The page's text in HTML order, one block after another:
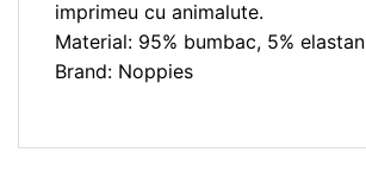
imprimeu cu animalute.
Material: 95% bumbac, 5% elastan
Brand: Noppies